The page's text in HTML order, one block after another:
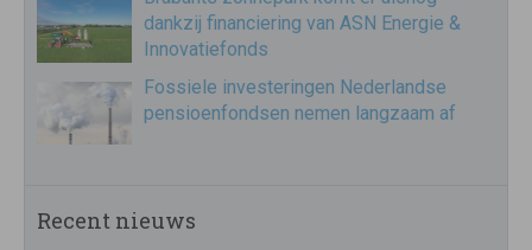
dankzij financiering van ASN Energie &
Innovatiefonds
Fossiele investeringen Nederlandse
pensioenfondsen nemen langzaam af
Recent nieuws